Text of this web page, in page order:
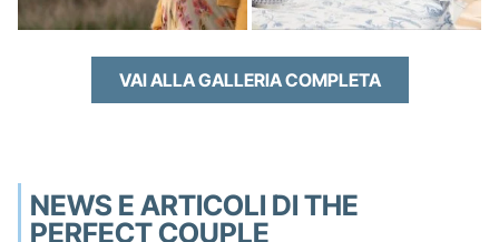
VAI ALLA GALLERIA COMPLETA
NEWS E ARTICOLI DI THE
PERFECT COUPLE